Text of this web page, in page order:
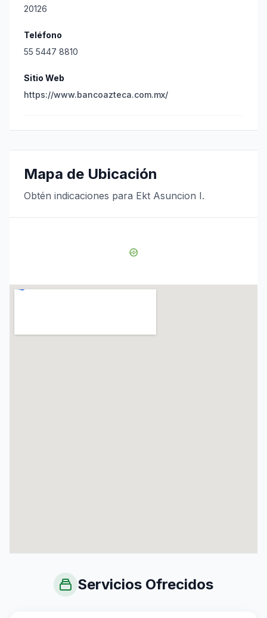
20126
Teléfono
55 5447 8810
Sitio Web
https://www.bancoazteca.com.mx/
Mapa de Ubicación
Obtén indicaciones para Ekt Asuncion I.
Servicios Ofrecidos